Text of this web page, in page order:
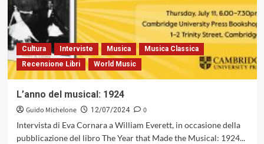
al
racconto
sul
capolavoro
di
John
Coltrane
Cultura Interviste Musica
Musica Classica
Recensione Libri
World Music
L’anno del musical: 1924
Guido Michelone 12/07/2024
0
Intervista di Eva Cornara a William Everett, in occasione della
pubblicazione del libro The Year that Made the Musical: 1924...